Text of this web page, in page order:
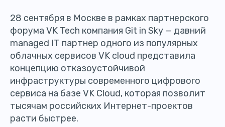
28 сентября в Москве в рамках партнерского
форума VK Tech компания Git in Sky — давний
managed IT партнер одного из популярных
облачных сервисов VK cloud представила
концепцию отказоустойчивой
инфраструктуры современного цифрового
сервиса на базе VK Cloud, которая позволит
тысячам российских Интернет-проектов
расти быстрее.